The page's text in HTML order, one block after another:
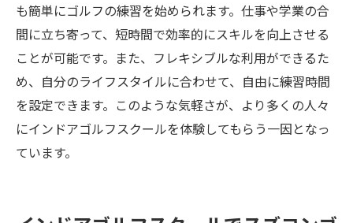
も簡単にゴルフの練習を始められます。仕事や学業の合
間に立ち寄って、短時間で効率的にスキルを向上させる
ことが可能です。また、フレキシブルな利用ができるた
め、自分のライフスタイルに合わせて、自由に練習時間
を設定できます。このような気軽さが、より多くの人々
にインドアゴルフスクールを体験してもらう一因となっ
ています。